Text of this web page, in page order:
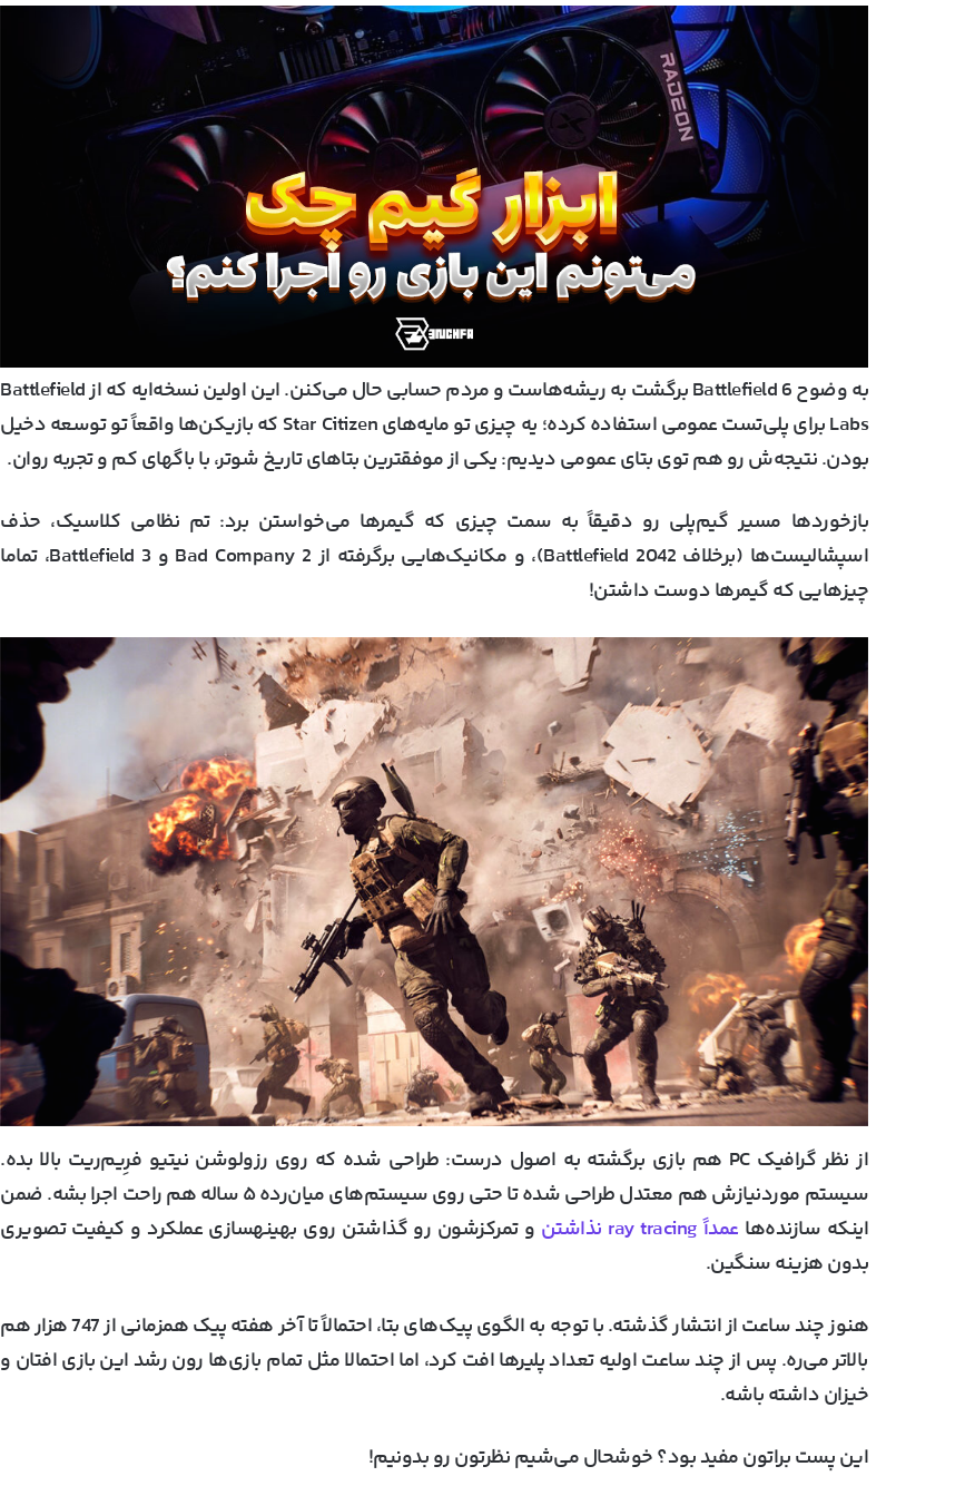
به وضوح Battlefield 6 برگشت به ریشه‌هاست و مردم حسابی حال می‌کنن. این اولین نسخه‌ایه که از
Battlefield
Labs
برای پلی‌تست عمومی استفاده کرده؛ یه چیزی تو مایه‌های Star Citizen که بازیکن‌ها واقعاً تو توسعه دخیل
بودن. نتیجه‌ش رو هم توی بتای عمومی دیدیم: یکی از موفقترین بتاهای تاریخ شوتر، با باگهای کم و تجربه روان.
بازخوردها مسیر گیم‌پلی رو دقیقاً به سمت چیزی که گیمرها می‌خواستن برد:تم نظامی کلاسیک، حذف
اسپشالیست‌ها (برخلاف Battlefield 2042)، و مکانیک‌هایی برگرفته از
Bad Company 2 و Battlefield 3، تماما
چیزهایی که گیمرها دوست داشتن!
از نظر گرافیک PC هم بازی برگشته به اصول درست: طراحی شده که روی رزولوشن نیتیو فرِیم‌ریت بالا بده.
سیستم موردنیازش هم معتدل
طراحی شده تا حتی روی سیستم‌های میان‌رده ۵ ساله هم راحت اجرا بشه. ضمن
اینکه سازنده‌ها عمداًray tracing نذاشتن و تمرکزشون رو گذاشتن روی بهینهسازی عملکرد و کیفیت تصویری
بدون هزینه سنگین.
هنوز چند ساعت از انتشار گذشته. با توجه به الگوی پیک‌های بتا، احتمالاً تا آخر هفته پیک همزمانی از747 هزار
هم
بالاتر می‌ره. پس از چند ساعت اولیه تعداد پلیرها افت کرد، اما احتمالا مثل تمام بازی‌ها رون رشد این بازی افتان و
خیزان داشته باشه.
این پست براتون مفید بود؟ خوشحال می‌شیم نظرتون رو بدونیم!